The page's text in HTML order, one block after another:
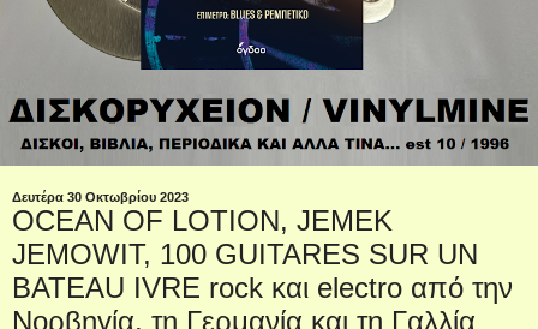
Δευτέρα 30 Οκτωβρίου 2023
OCEAN OF LOTION, JEMEK
JEMOWIT, 100 GUITARES SUR UN
BATEAU IVRE rock και electro από την
Νορβηγία, τη Γερμανία και τη Γαλλία